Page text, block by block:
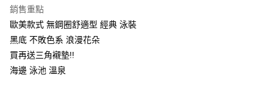
Apple Pay
街口支付
悠遊付
銷售重點
歐美款式 無鋼圈舒適型 經典 泳裝
黑底 不敗色系 浪漫花朵
買再送三角襯墊!!
海邊 泳池 溫泉